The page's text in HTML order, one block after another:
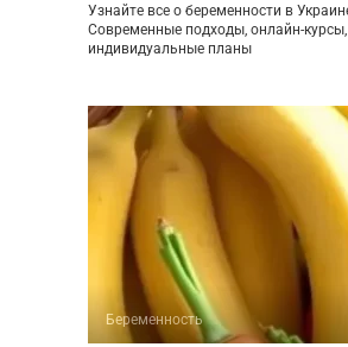
Узнайте все о беременности в
Современные подходы, онлайн-курсы,
индивидуальные планы
Беременность